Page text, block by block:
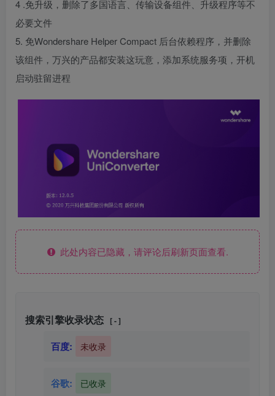
4 .免升级，删除了多国语言、传输设备组件、升级程序等不
必要文件
5. 免Wondershare Helper Compact 后台依赖程序，并删除
该组件，万兴的产品都安装这玩意，添加系统服务项，开机
启动驻留进程
此处内容已隐藏，请评论后刷新页面查看.
搜索引擎收录状态 [ - ]
百度: 未收录
谷歌: 已收录